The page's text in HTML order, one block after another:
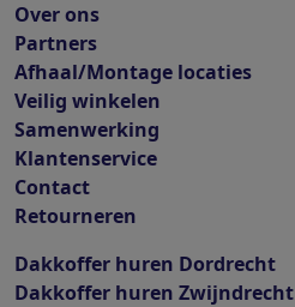
Over ons
Partners
Afhaal/Montage locaties
Veilig winkelen
Samenwerking
Klantenservice
Contact
Retourneren
Dakkoffer huren Dordrecht
Dakkoffer huren Zwijndrecht